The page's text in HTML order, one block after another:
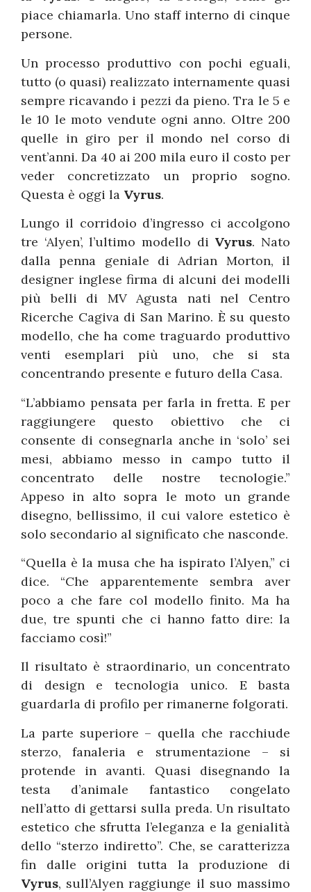
piace chiamarla. Uno staff interno di cinque
persone.
Un processo produttivo con pochi eguali,
tutto (o quasi) realizzato internamente quasi
sempre ricavando i pezzi da pieno. Tra le 5 e
le 10 le moto vendute ogni anno. Oltre 200
quelle in giro per il mondo nel corso di
vent’anni. Da 40 ai 200 mila euro il costo per
veder concretizzato un proprio sogno.
Questa è oggi la Vyrus.
Lungo il corridoio d’ingresso ci accolgono
tre ‘Alyen’, l’ultimo modello di Vyrus. Nato
dalla penna geniale di Adrian Morton, il
designer inglese firma di alcuni dei modelli
più belli di MV Agusta nati nel Centro
Ricerche Cagiva di San Marino. È su questo
modello, che ha come traguardo produttivo
venti esemplari più uno, che si sta
concentrando presente e futuro della Casa.
“L’abbiamo pensata per farla in fretta. E per
raggiungere questo obiettivo che ci
consente di consegnarla anche in ‘solo’ sei
mesi, abbiamo messo in campo tutto il
concentrato delle nostre tecnologie.”
Appeso in alto sopra le moto un grande
disegno, bellissimo, il cui valore estetico è
solo secondario al significato che nasconde.
“Quella è la musa che ha ispirato l’Alyen,” ci
dice. “Che apparentemente sembra aver
poco a che fare col modello finito. Ma ha
due, tre spunti che ci hanno fatto dire: la
facciamo così!”
Il risultato è straordinario, un concentrato
di design e tecnologia unico. E basta
guardarla di profilo per rimanerne folgorati.
La parte superiore – quella che racchiude
sterzo, fanaleria e strumentazione – si
protende in avanti. Quasi disegnando la
testa d’animale fantastico congelato
nell’atto di gettarsi sulla preda. Un risultato
estetico che sfrutta l’eleganza e la genialità
dello “sterzo indiretto”. Che, se caratterizza
fin dalle origini tutta la produzione di
Vyrus, sull’Alyen raggiunge il suo massimo